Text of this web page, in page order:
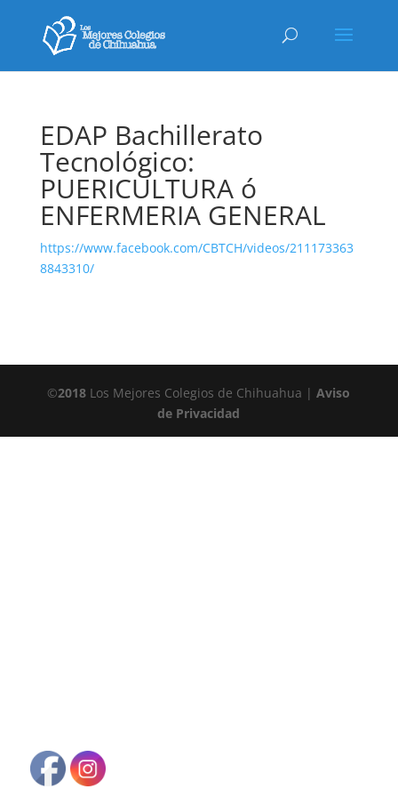
EDAP Bachillerato
Tecnológico:
PUERICULTURA ó
ENFERMERIA GENERAL
https://www.facebook.com/CBTCH/videos/211173363
8843310/
©2018 Los Mejores Colegios de Chihuahua |Aviso
de Privacidad